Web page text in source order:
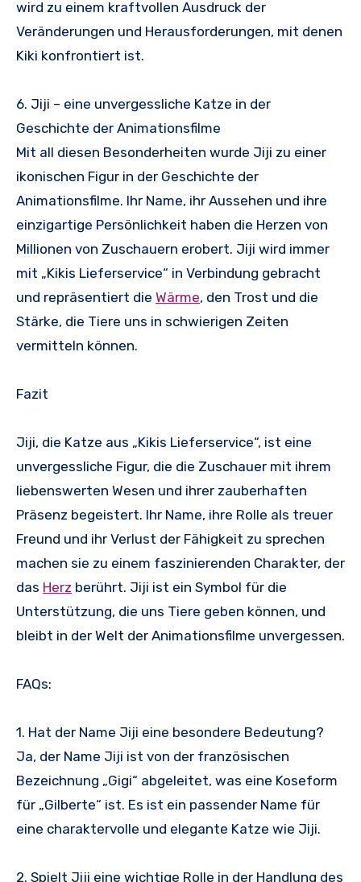
wird zu einem kraftvollen Ausdruck der
Veränderungen und Herausforderungen, mit denen
Kiki konfrontiert ist.
6. Jiji – eine unvergessliche Katze in der
Geschichte der Animationsfilme
Mit all diesen Besonderheiten wurde Jiji zu einer
ikonischen Figur in der Geschichte der
Animationsfilme. Ihr Name, ihr Aussehen und ihre
einzigartige Persönlichkeit haben die Herzen von
Millionen von Zuschauern erobert. Jiji wird immer
mit „Kikis Lieferservice“ in Verbindung gebracht
und repräsentiert die Wärme, den Trost und die
Stärke, die Tiere uns in schwierigen Zeiten
vermitteln können.
Fazit
Jiji, die Katze aus „Kikis Lieferservice“, ist eine
unvergessliche Figur, die die Zuschauer mit ihrem
liebenswerten Wesen und ihrer zauberhaften
Präsenz begeistert. Ihr Name, ihre Rolle als treuer
Freund und ihr Verlust der Fähigkeit zu sprechen
machen sie zu einem faszinierenden Charakter, der
das Herz berührt. Jiji ist ein Symbol für die
Unterstützung, die uns Tiere geben können, und
bleibt in der Welt der Animationsfilme unvergessen.
FAQs:
1. Hat der Name Jiji eine besondere Bedeutung?
Ja, der Name Jiji ist von der französischen
Bezeichnung „Gigi“ abgeleitet, was eine Koseform
für „Gilberte“ ist. Es ist ein passender Name für
eine charaktervolle und elegante Katze wie Jiji.
2. Spielt Jiji eine wichtige Rolle in der Handlung des